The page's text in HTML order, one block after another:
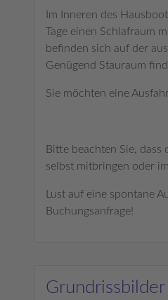
Im Inneren des
Tage einen Schlafraum
befinden sich auf der
Genügend Stauraum
Sie möchten eine
Bitte beachten Sie,
selbst mitbringen oder
Lust auf eine spontane
Buchungsanfrage!
Grundrissbilder